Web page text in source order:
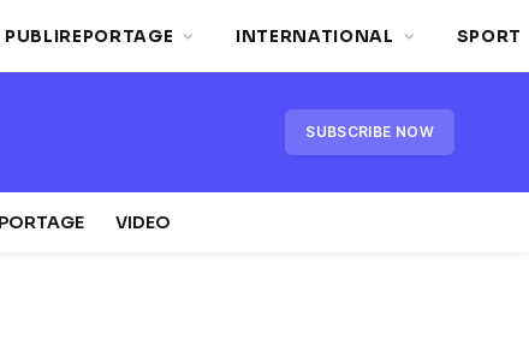
PUBLIREPORTAGE INTERNATIONAL SPORT
SUBSCRIBE NOW
VIDEO